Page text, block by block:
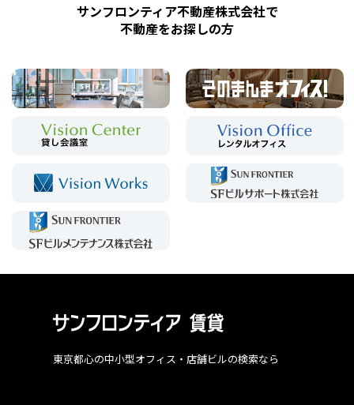
サンフロンティア不動産株式会社で
不動産をお探しの方
東京都心の中小型オフィス・店舗ビルの検索なら